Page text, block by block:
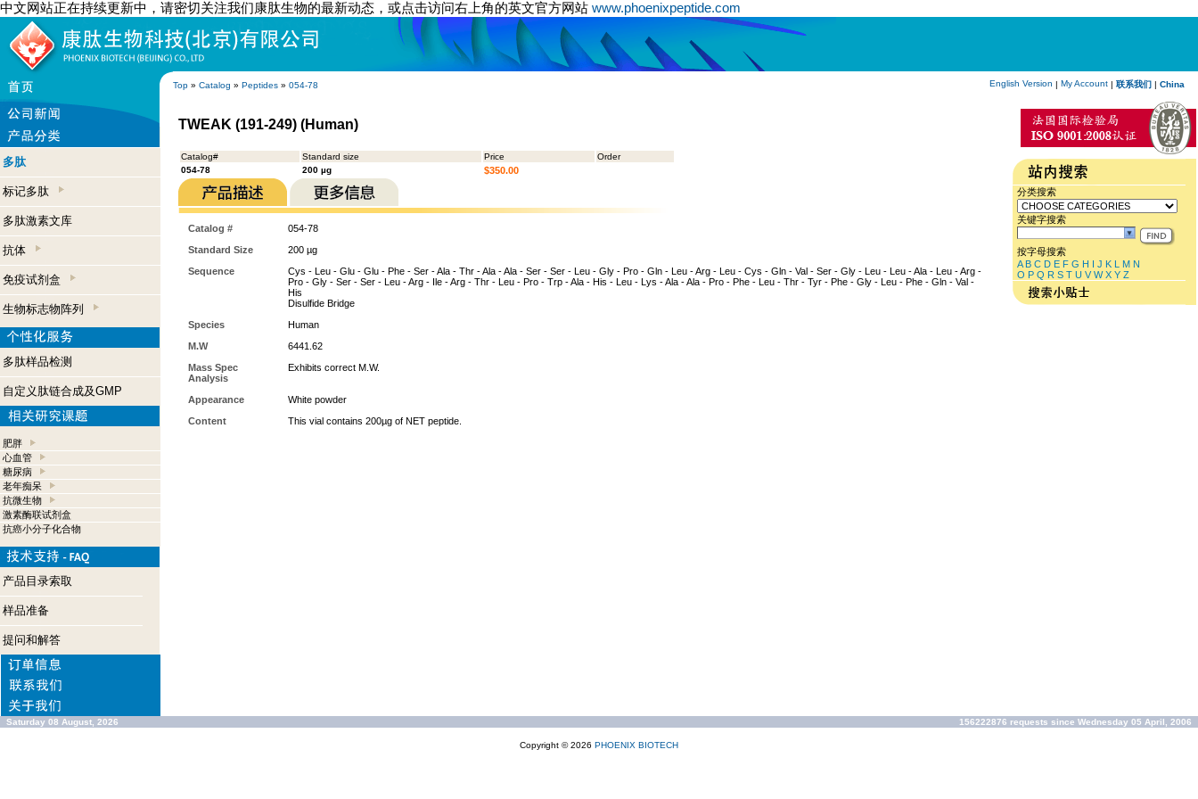
中文网站正在持续更新中，请密切关注我们康肽生物的最新动态，或点击访问右上角的英文官方网站 www.phoenixpeptide.com
Top » Catalog » Peptides » 054-78 English Version | My Account | 联系我们 | China
多肽
标记多肽
多肽激素文库
抗体
免疫试剂盒
生物标志物阵列
多肽样品检测
自定义肽链合成及GMP
肥胖
心血管
糖尿病
老年痴呆
抗微生物
激素酶联试剂盒
抗癌小分子化合物
产品目录索取
样品准备
提问和解答
TWEAK (191-249) (Human)
Catalog# Standard size Price
Order
054-78
200 µg $350.00
Catalog #
054-78
Standard Size
200 µg
Sequence
Cys - Leu - Glu - Glu - Phe - Ser - Ala - Thr - Ala - Ala - Ser - Ser - Leu - Gly - Pro - Gln - Leu - Arg - Leu - Cys - Gln - Val - Ser - Gly - Leu - Leu - Ala - Leu - Arg -
Pro - Gly - Ser - Ser - Leu - Arg - Ile - Arg - Thr - Leu - Pro - Trp - Ala - His - Leu - Lys - Ala - Ala - Pro - Phe - Leu - Thr - Tyr - Phe - Gly - Leu - Phe - Gln - Val -
His
Disulfide Bridge
Species
Human
M.W
6441.62
Mass Spec
Analysis
Exhibits correct M.W.
Appearance
White powder
Content
This vial contains 200µg of NET peptide.
分类搜索
关键字搜索
按字母搜索
A B C D E F G H I J K L M N
O P Q R S T U V W X Y Z
Saturday 08 August, 2026 156222876 requests since Wednesday 05 April, 2006
Copyright © 2026 PHOENIX BIOTECH